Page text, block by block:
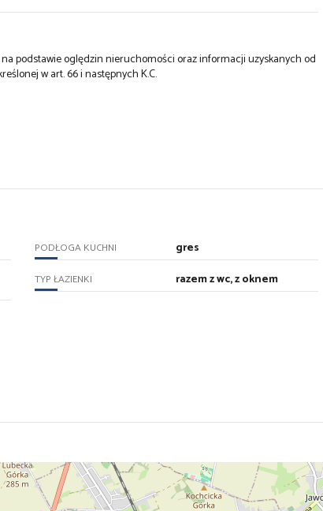
podstawie oględzin nieruchomości oraz informacji uzyskanych od
w art. 66 i następnych K.C.
PODŁOGA KUCHNI gres
TYP ŁAZIENKI razem z wc, z oknem